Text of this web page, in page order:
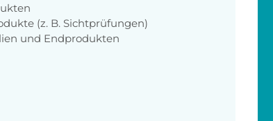
(z. B. Sichtprüfungen)
und Endprodukten